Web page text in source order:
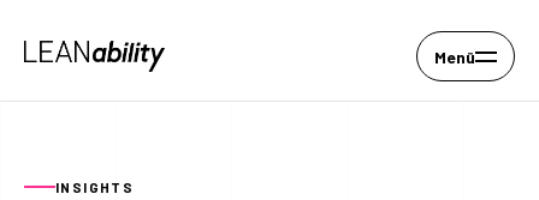
Menü
INSIGHTS